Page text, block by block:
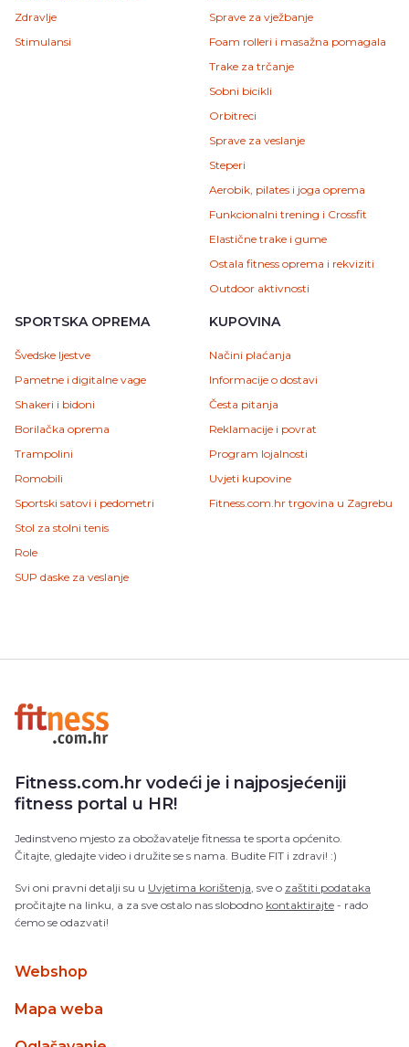
Zdravlje
Stimulansi
Sprave za vježbanje
Foam rolleri i masažna pomagala
Trake za trčanje
Sobni bicikli
Orbitreci
Sprave za veslanje
Steperi
Aerobik, pilates i joga oprema
Funkcionalni trening i Crossfit
Elastične trake i gume
Ostala fitness oprema i rekviziti
Outdoor aktivnosti
SPORTSKA OPREMA
Švedske ljestve
Pametne i digitalne vage
Shakeri i bidoni
Borilačka oprema
Trampolini
Romobili
Sportski satovi i pedometri
Stol za stolni tenis
Role
SUP daske za veslanje
KUPOVINA
Načini plaćanja
Informacije o dostavi
Česta pitanja
Reklamacije i povrat
Program lojalnosti
Uvjeti kupovine
Fitness.com.hr trgovina u Zagrebu
Fitness.com.hr vodeći je i najposjećeniji
fitness portal u HR!
Jedinstveno mjesto za obožavatelje fitnessa te sporta općenito.
Čitajte, gledajte video i družite se s nama. Budite FIT i zdravi! :)
Svi oni pravni detalji su u Uvjetima korištenja , sve o zaštiti podataka
pročitajte na linku, a za sve ostalo nas slobodno kontaktirajte - rado
ćemo se odazvati!
Webshop
Mapa weba